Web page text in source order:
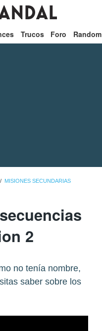
Trucos Foro Random
MISIONES SECUNDARIAS
2
no tenía nombre,
saber sobre los